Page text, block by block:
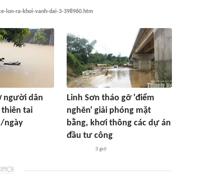
lon-ra-khoi-vanh-dai-3-398960.htm
người dân
thiên tai
ngày
Linh Sơn tháo gỡ 'điểm
nghẽn' giải phóng mặt
bằng, khơi thông các dự án
đầu tư công
3 giờ